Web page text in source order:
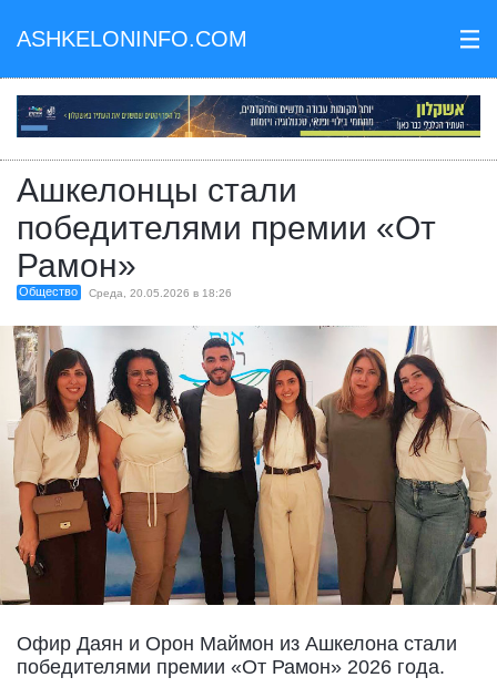
ASHKELONINFO.COM III
Ашкелонцы стали
победителями премии «От
Рамон»
Общество Среда, 20.05.2026 в 18:26
Офир Даян и Орон Маймон из Ашкелона стали
победителями премии «От Рамон» 2026 года.